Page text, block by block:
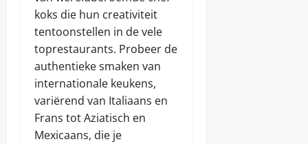
koks die hun creativiteit
tentoonstellen in de vele
toprestaurants. Probeer de
authentieke smaken van
internationale keukens,
variërend van Italiaans en
Frans tot Aziatisch en
Mexicaans, die je